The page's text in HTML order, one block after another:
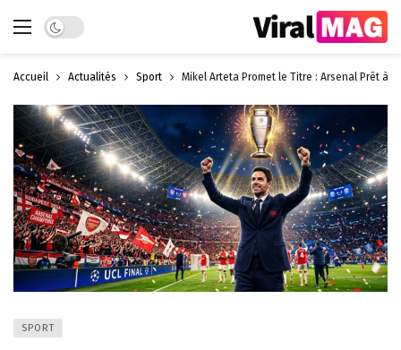
Dark mode
Accueil Actualités Sport Mikel Arteta Promet le Titre : Arsenal Prêt à
SPORT